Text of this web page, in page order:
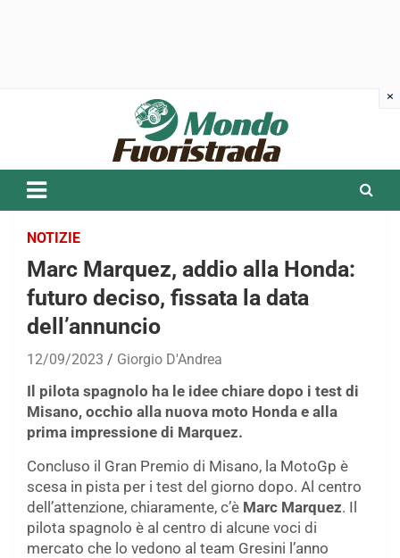
NOTIZIE
Marc Marquez, addio alla Honda:
futuro deciso, fissata la data
dell’annuncio
12/09/2023 Giorgio D'Andrea
Il pilota spagnolo ha le idee chiare dopo i test di
Misano, occhio alla nuova moto Honda e alla
prima impressione di Marquez.
Concluso il Gran Premio di Misano, la MotoGp è
scesa in pista per i test del giorno dopo. Al centro
dell’attenzione, chiaramente, c’è Marc Marquez. Il
pilota spagnolo è al centro di alcune voci di
mercato che lo vedono al team Gresini l’anno